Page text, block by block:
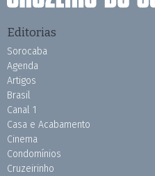
Editorias
Sorocaba
Agenda
Artigos
Brasil
Canal 1
Casa e Acabamento
Cinema
Condomínios
Cruzeirinho